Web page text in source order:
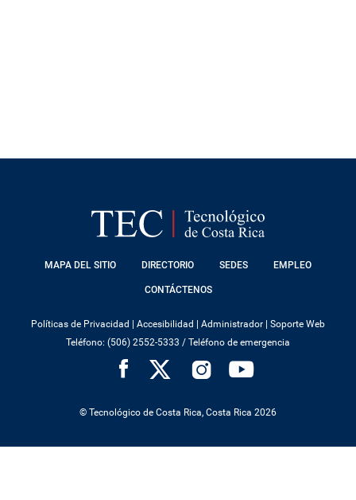
FOOTERMAPA DEL SITIO DIRECTORIO SEDES EMPLEO
CONTÁCTENOS
Políticas de Privacidad Accesibilidad Administrador
Soporte Web
Teléfono: (506) 2552-5333 / Teléfono de emergencia
© Tecnológico de Costa Rica, Costa Rica 2026